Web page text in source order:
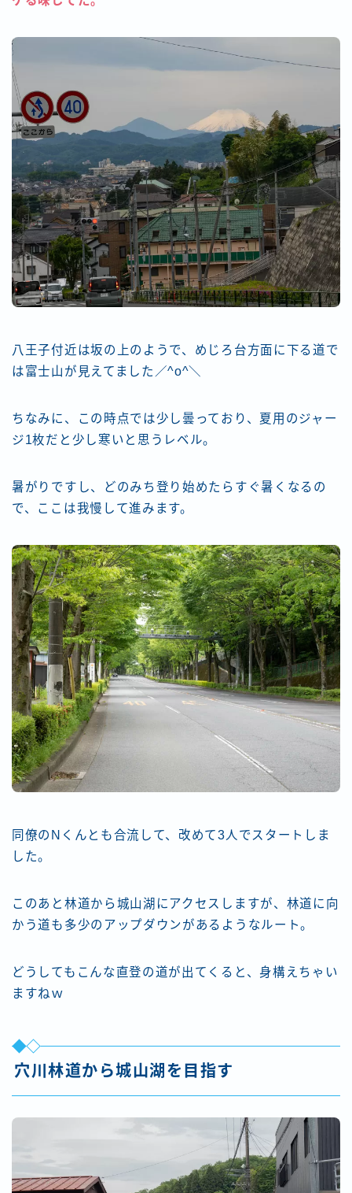
八王子付近は坂の上のようで、めじろ台方面に下る道で
は富士山が見えてました／^o^＼
ちなみに、この時点では少し曇っており、夏用のジャー
ジ1枚だと少し寒いと思うレベル。
暑がりですし、どのみち登り始めたらすぐ暑くなるの
で、ここは我慢して進みます。
同僚のNくんとも合流して、改めて3人でスタートしま
した。
このあと林道から城山湖にアクセスしますが、林道に向
かう道も多少のアップダウンがあるようなルート。
どうしてもこんな直登の道が出てくると、身構えちゃい
ますねｗ
穴川林道から城山湖を目指す